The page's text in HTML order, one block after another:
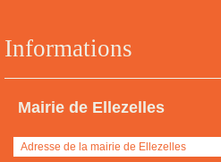
Informations
Mairie de Ellezelles
Adresse de la mairie de Ellezelles